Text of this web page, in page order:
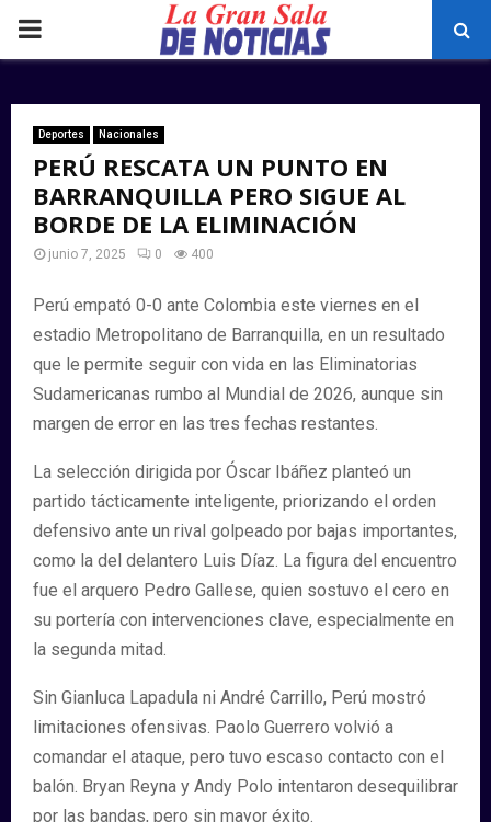
PRIMARY
Deportes Nacionales
PERÚ RESCATA UN PUNTO EN
BARRANQUILLA PERO SIGUE AL
BORDE DE LA ELIMINACIÓN
junio 7, 2025 0 400
Perú empató 0-0 ante Colombia este viernes en el
estadio Metropolitano de Barranquilla, en un resultado
que le permite seguir con vida en las Eliminatorias
Sudamericanas rumbo al Mundial de 2026, aunque sin
margen de error en las tres fechas restantes.
La selección dirigida por Óscar Ibáñez planteó un
partido tácticamente inteligente, priorizando el orden
defensivo ante un rival golpeado por bajas importantes,
como la del delantero Luis Díaz. La figura del encuentro
fue el arquero Pedro Gallese, quien sostuvo el cero en
su portería con intervenciones clave, especialmente en
la segunda mitad.
Sin Gianluca Lapadula ni André Carrillo, Perú mostró
limitaciones ofensivas. Paolo Guerrero volvió a
comandar el ataque, pero tuvo escaso contacto con el
balón. Bryan Reyna y Andy Polo intentaron desequilibrar
por las bandas, pero sin mayor éxito.